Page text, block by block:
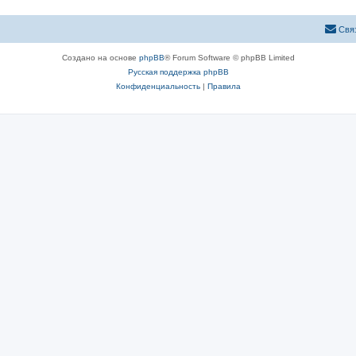
Создано на основе phpBB® Forum Software © phpBB Limited
Русская поддержка phpBB
Конфиденциальность| Правила